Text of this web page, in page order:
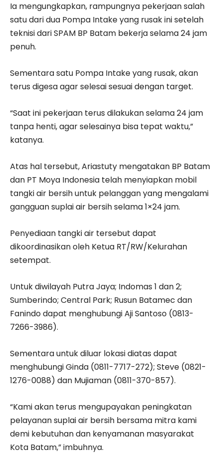
Ia mengungkapkan, rampungnya pekerjaan salah
satu dari dua Pompa Intake yang rusak ini setelah
teknisi dari SPAM BP Batam bekerja selama 24 jam
penuh.
Sementara satu Pompa Intake yang rusak, akan
terus digesa agar selesai sesuai dengan target.
“Saat ini pekerjaan terus dilakukan selama 24 jam
tanpa henti, agar selesainya bisa tepat waktu,”
katanya.
Atas hal tersebut, Ariastuty mengatakan BP Batam
dan PT Moya Indonesia telah menyiapkan mobil
tangki air bersih untuk pelanggan yang mengalami
gangguan suplai air bersih selama 1×24 jam.
Penyediaan tangki air tersebut dapat
dikoordinasikan oleh Ketua RT/RW/Kelurahan
setempat.
Untuk diwilayah Putra Jaya; Indomas 1 dan 2;
Sumberindo; Central Park; Rusun Batamec dan
Fanindo dapat menghubungi Aji Santoso (0813-
7266-3986).
Sementara untuk diluar lokasi diatas dapat
menghubungi Ginda (0811-7717-272); Steve (0821-
1276-0088) dan Mujiaman (0811-370-857).
“Kami akan terus mengupayakan peningkatan
pelayanan suplai air bersih bersama mitra kami
demi kebutuhan dan kenyamanan masyarakat
Kota Batam,” imbuhnya.